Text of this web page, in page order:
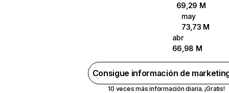
69,29 M
may
73,73 M
abr
66,98 M
Consigue información de
10 veces más información diaria. ¡Gratis!